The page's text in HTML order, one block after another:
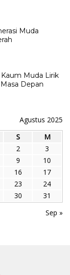
Muda
Muda Lirik
Depan
Agustus 2025
S
M
2
3
9
10
16
17
23
24
30
31
Sep »